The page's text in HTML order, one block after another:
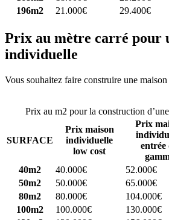
196m2
21.000€ 29.400€
Prix au mètre carré pour
individuelle
Vous souhaitez faire construire une
Prix au m2 pour la construction
SURFACE
Prix maison
individuelle
low cost
Prix
entrée
40m2
40.000€ 52.000€
50m2
50.000€ 65.000€
80m2
80.000€ 104.000€
100m2
100.000€ 130.000€